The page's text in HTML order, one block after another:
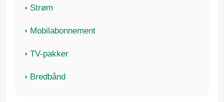
Strøm
Mobilabonnement
TV-pakker
Bredbånd